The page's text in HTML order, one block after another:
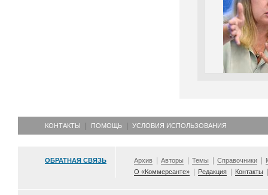
КОНТАКТЫ ПОМОЩЬ УСЛОВИЯ ИСПОЛЬЗОВАНИЯ
ОБРАТНАЯ СВЯЗЬ Архив Авторы Темы Справочники
О «Коммерсанте»
Редакция Контакты